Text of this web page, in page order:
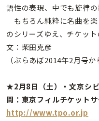
語性の表現、中でも旋律
もちろん純粋に名曲を
のシリーズゆえ、チケッ
文：柴田克彦
（ぶらあぼ2014年2月号か
★2月8日（土）・文京シ
問：東京フィルチケット
http://www.tpo.or.jp